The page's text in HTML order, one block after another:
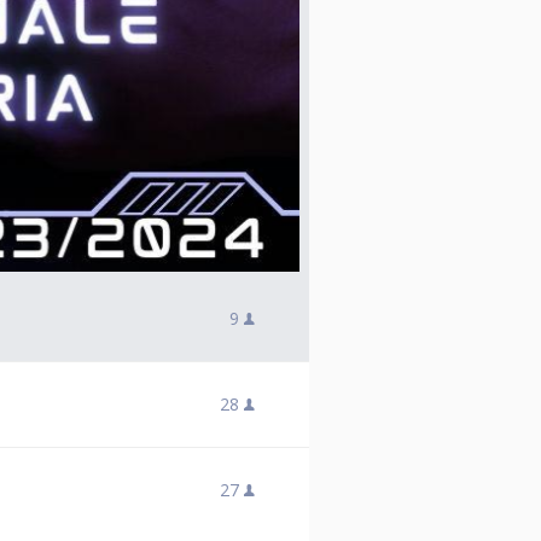
9
28
27